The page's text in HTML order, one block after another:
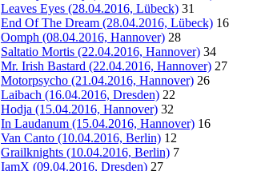
Leaves Eyes (28.04.2016, Lübeck) 31
End Of The Dream (28.04.2016, Lübeck) 16
Oomph (08.04.2016, Hannover) 28
Saltatio Mortis (22.04.2016, Hannover) 34
Mr. Irish Bastard (22.04.2016, Hannover) 27
Motorpsycho (21.04.2016, Hannover) 26
Laibach (16.04.2016, Dresden) 22
Hodja (15.04.2016, Hannover) 32
In Laudanum (15.04.2016, Hannover) 16
Van Canto (10.04.2016, Berlin) 12
Grailknights (10.04.2016, Berlin) 7
IamX (09.04.2016, Dresden) 27